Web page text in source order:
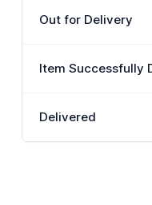
Out for Delivery
Item Successfully
Delivered